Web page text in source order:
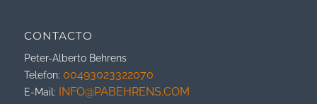
CONTACTO
Peter-Alberto Behrens
Telefon: 00493023322070
E-Mail: INFO@PABEHRENS.COM